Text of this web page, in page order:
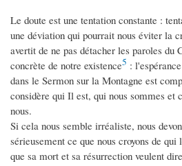
Le doute est une tentation constante :
une déviation qui pourrait nous éviter la
avertit de ne pas détacher les paroles du
concrète de notre existence5 :
dans le Sermon sur la Montagne est
considère qui Il est, qui nous sommes et
nous.
Si cela nous semble irréaliste, nous
sérieusement ce que nous croyons de
que sa mort et sa résurrection veulent